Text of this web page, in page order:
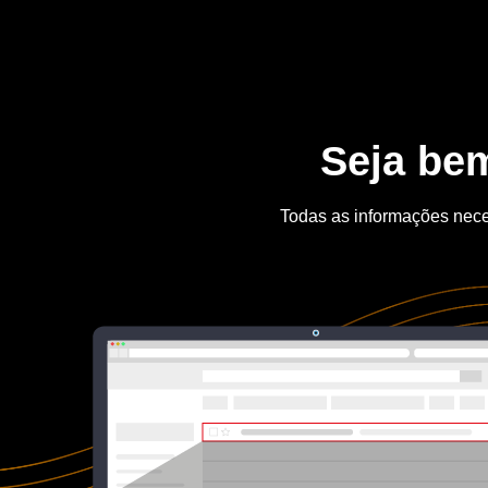
Seja
Todas as informações